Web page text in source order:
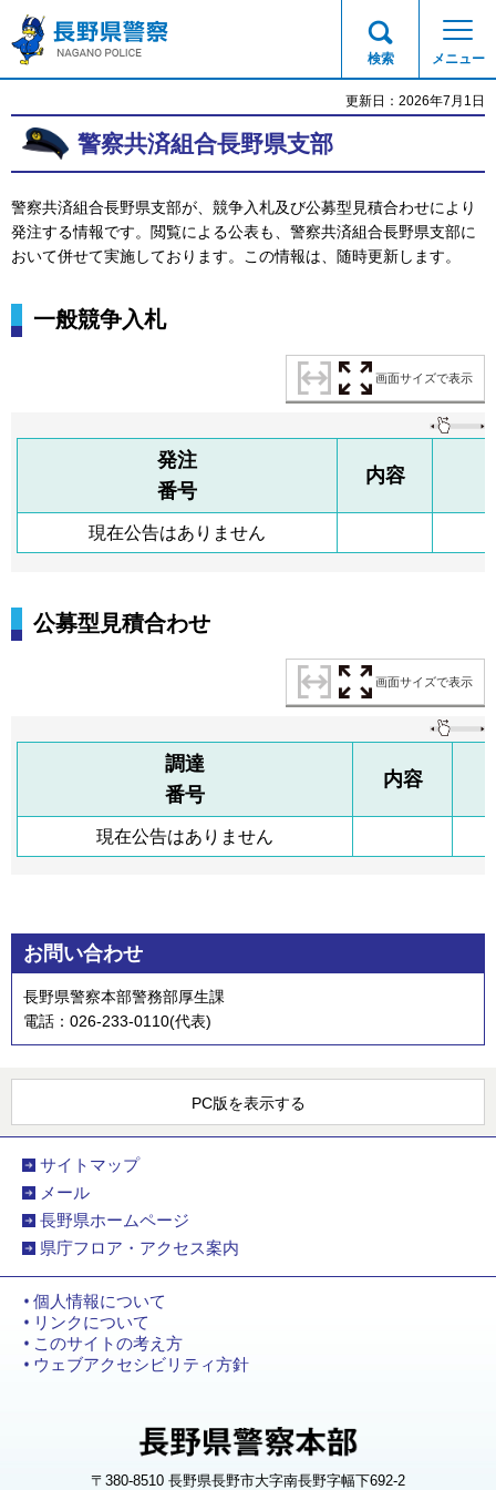
長野県警察
検索 メニュー
更新日：2026年7月1日
警察共済組合長野県支部
警察共済組合長野県支部が、競争入札及び公募型見積合わせにより
発注する情報です。閲覧による公表も、警察共済組合長野県支部に
おいて併せて実施しております。この情報は、随時更新します。
一般競争入札
画面サイズで表示
発注
番号
内容
現在公告はありません
公募型見積合わせ
画面サイズで表示
調達
番号
内容
現在公告はありません
お問い合わせ
長野県警察本部警務部厚生課
電話：026-233-0110(代表)
PC版を表示する
サイトマップ
メール
長野県ホームページ
県庁フロア・アクセス案内
個人情報について
リンクについて
このサイトの考え方
ウェブアクセシビリティ方針
〒380-8510 長野県長野市大字南長野字幅下692-2